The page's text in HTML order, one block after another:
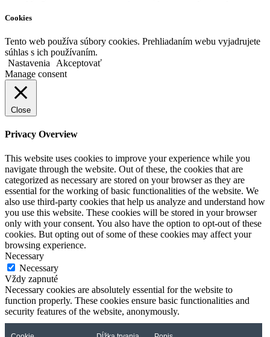
Cookies
Tento web používa súbory cookies. Prehliadaním webu vyjadrujete
súhlas s ich používaním.
Nastavenia
Akceptovať
Manage consent
Close
Privacy Overview
This website uses cookies to improve your experience while you
navigate through the website. Out of these, the cookies that are
categorized as necessary are stored on your browser as they are
essential for the working of basic functionalities of the website. We
also use third-party cookies that help us analyze and understand how
you use this website. These cookies will be stored in your browser
only with your consent. You also have the option to opt-out of these
cookies. But opting out of some of these cookies may affect your
browsing experience.
Necessary
Necessary
Vždy zapnuté
Necessary cookies are absolutely essential for the website to
function properly. These cookies ensure basic functionalities and
security features of the website, anonymously.